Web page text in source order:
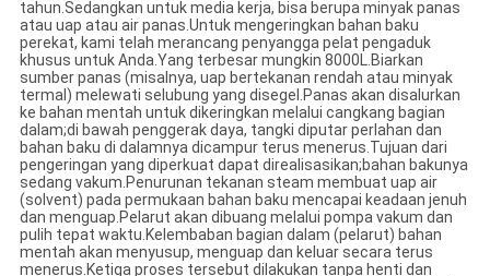
tahun.Sedangkan untuk media kerja, bisa berupa minyak panas
atau uap atau air panas.Untuk mengeringkan bahan baku
perekat, kami telah merancang penyangga pelat pengaduk
khusus untuk Anda.Yang terbesar mungkin 8000L.Biarkan
sumber panas (misalnya, uap bertekanan rendah atau minyak
termal) melewati selubung yang disegel.Panas akan disalurkan
ke bahan mentah untuk dikeringkan melalui cangkang bagian
dalam;di bawah penggerak daya, tangki diputar perlahan dan
bahan baku di dalamnya dicampur terus menerus.Tujuan dari
pengeringan yang diperkuat dapat direalisasikan;bahan bakunya
sedang vakum.Penurunan tekanan steam membuat uap air
(solvent) pada permukaan bahan baku mencapai keadaan jenuh
dan menguap.Pelarut akan dibuang melalui pompa vakum dan
pulih tepat waktu.Kelembaban bagian dalam (pelarut) bahan
mentah akan menyusup, menguap dan keluar secara terus
menerus.Ketiga proses tersebut dilakukan tanpa henti dan